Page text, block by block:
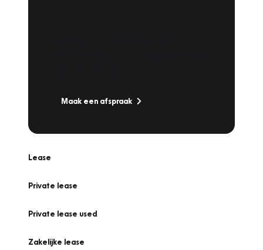
Maak een afspraak
Lease
Private lease
Private lease used
Zakelijke lease